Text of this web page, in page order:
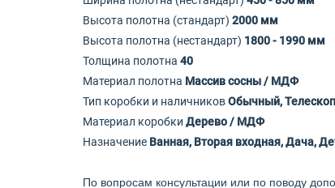
Высота полотна (стандарт) 2000 мм
Высота полотна (нестандарт) 1800 - 1990 мм
Толщина полотна 40
Материал полотна Массив сосны / МДФ
Тип коробки и наличниковОбычный,
Материал коробки Дерево / МДФ
Назначение Ванная, Вторая входная, Дача,
По вопросам консультации или по поводу